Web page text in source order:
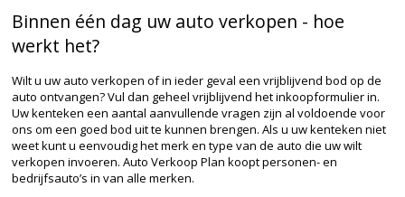
Binnen één dag uw auto verkopen - hoe
werkt het?
Wilt u uw auto verkopen of in ieder geval een vrijblijvend bod op de
auto ontvangen? Vul dan geheel vrijblijvend het inkoopformulier in.
Uw kenteken een aantal aanvullende vragen zijn al voldoende voor
ons om een goed bod uit te kunnen brengen. Als u uw kenteken niet
weet kunt u eenvoudig het merk en type van de auto die uw wilt
verkopen invoeren. Auto Verkoop Plan koopt personen- en
bedrijfsauto’s in van alle merken.